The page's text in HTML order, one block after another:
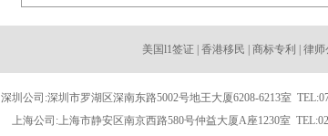
美国l1签证| 香港移民 商标专利 律师
深圳公司:深圳市罗湖区深南东路5002号地王大厦6208-6213室
上海公司:上海市静安区南京西路580号仲益大厦A座1230室